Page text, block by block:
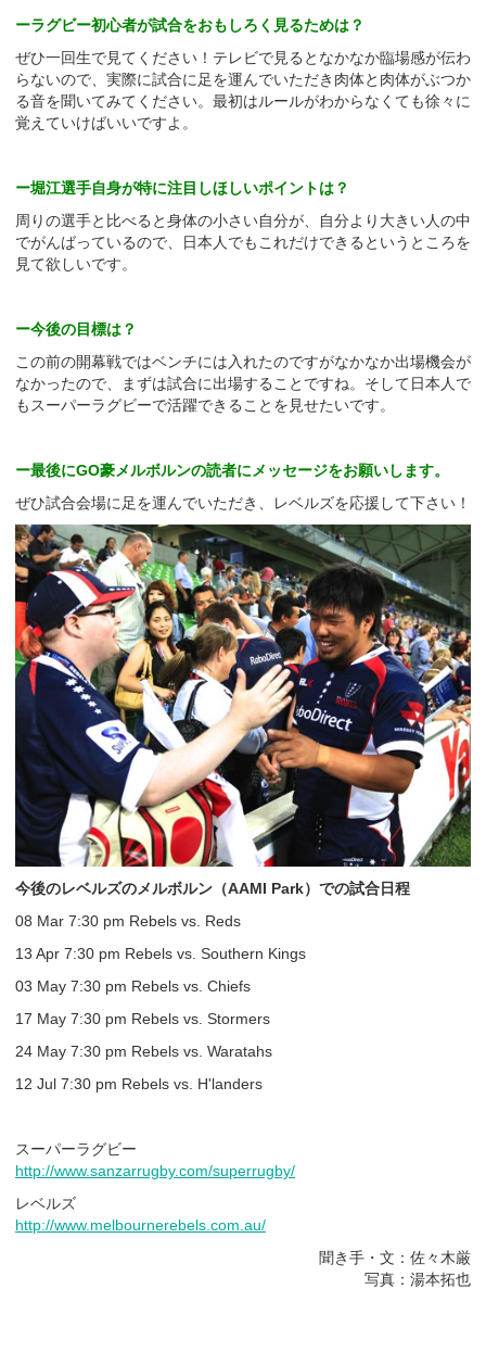
ーラグビー初心者が試合をおもしろく見るためは？
ぜひ一回生で見てください！テレビで見るとなかなか臨場感が伝わ
らないので、実際に試合に足を運んでいただき肉体と肉体がぶつか
る音を聞いてみてください。最初はルールがわからなくても徐々に
覚えていけばいいですよ。
ー堀江選手自身が特に注目しほしいポイントは？
周りの選手と比べると身体の小さい自分が、自分より大きい人の中
でがんばっているので、日本人でもこれだけできるというところを
見て欲しいです。
ー今後の目標は？
この前の開幕戦ではベンチには入れたのですがなかなか出場機会が
なかったので、まずは試合に出場することですね。そして日本人で
もスーパーラグビーで活躍できることを見せたいです。
ー最後にGO豪メルボルンの読者にメッセージをお願いします。
ぜひ試合会場に足を運んでいただき、レベルズを応援して下さい！
今後のレベルズのメルボルン（AAMI Park）での試合日程
08 Mar 7:30 pm Rebels vs. Reds
13 Apr 7:30 pm Rebels vs. Southern Kings
03 May 7:30 pm Rebels vs. Chiefs
17 May 7:30 pm Rebels vs. Stormers
24 May 7:30 pm Rebels vs. Waratahs
12 Jul 7:30 pm Rebels vs. H'landers
スーパーラグビー
http://www.sanzarrugby.com/superrugby/
レベルズ
http://www.melbournerebels.com.au/
聞き手・文：佐々木厳
写真：湯本拓也